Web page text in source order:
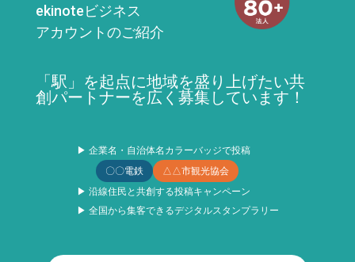
ekinoteビジネス
アカウントのご紹介
「駅」を起点に地域を盛り上げたい共
創パートナーを広く募集しています！
▶ 企業名・自治体名カラーバッジで投稿
〇〇電鉄
△△市観光協会
▶ 沿線住民と共創する投稿キャンペーン
▶ 全国から集客できるデジタルスタンプラリー